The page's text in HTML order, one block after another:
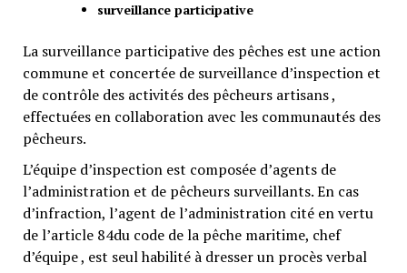
surveillance participative
La surveillance participative des pêches est une action
commune et concertée de surveillance d’inspection et
de contrôle des activités des pêcheurs artisans ,
effectuées en collaboration avec les communautés des
pêcheurs.
L’équipe d’inspection est composée d’agents de
l’administration et de pêcheurs surveillants. En cas
d’infraction, l’agent de l’administration cité en vertu
de l’article 84du code de la pêche maritime, chef
d’équipe , est seul habilité à dresser un procès verbal